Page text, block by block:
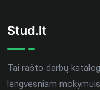
Stud.lt
Tai rašto darbų
lengvesniam